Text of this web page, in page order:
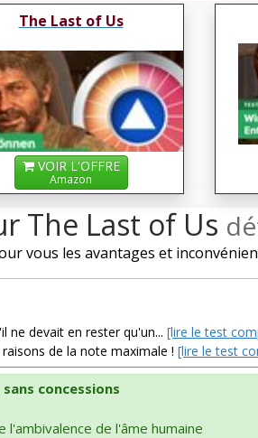
The Last of Us
VOIR L'OFFRE
Amazon
The Last of Us
vous les avantages et
ne devait en rester qu'un... [lire le test
de la note maximale ! [lire le test
concessions
l'ambivalence de l'âme humaine